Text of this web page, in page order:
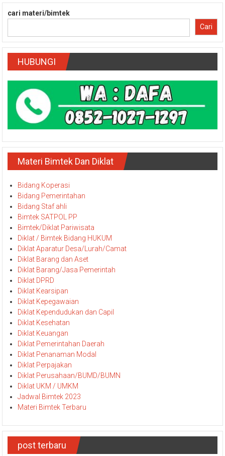
Cari
HUBUNGI
Materi Bimtek Dan Diklat
Bidang Koperasi
Bidang Pemerintahan
Bidang Staf ahli
Bimtek SATPOL PP
Bimtek/Diklat Pariwisata
Diklat / Bimtek Bidang HUKUM
Diklat Aparatur Desa/Lurah/Camat
Diklat Barang dan Aset
Diklat Barang/Jasa Pemerintah
Diklat DPRD
Diklat Kearsipan
Diklat Kepegawaian
Diklat Kependudukan dan Capil
Diklat Kesehatan
Diklat Keuangan
Diklat Pemerintahan Daerah
Diklat Penanaman Modal
Diklat Perpajakan
Diklat Perusahaan/BUMD/BUMN
Diklat UKM / UMKM
Materi Bimtek Terbaru